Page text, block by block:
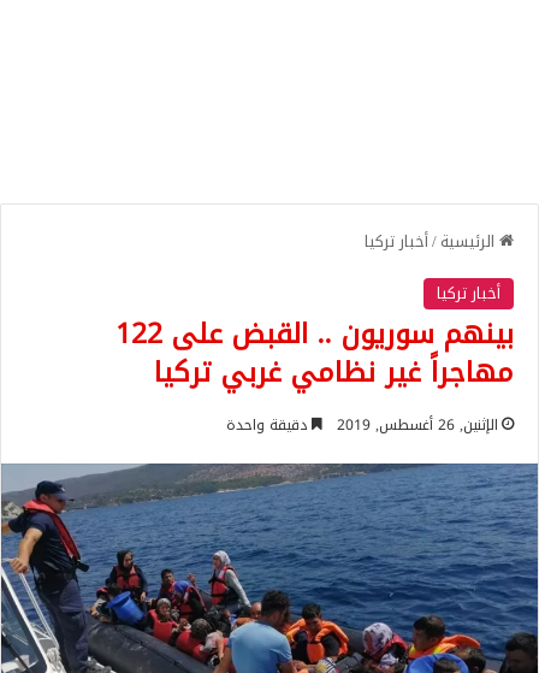
الرئيسية/أخبار تركيا
أخبار تركيا
بينهم سوريون .. القبض على 122
مهاجراً غير نظامي غربي تركيا
الإثنين, 26 أغسطس, 2019 دقيقة واحدة